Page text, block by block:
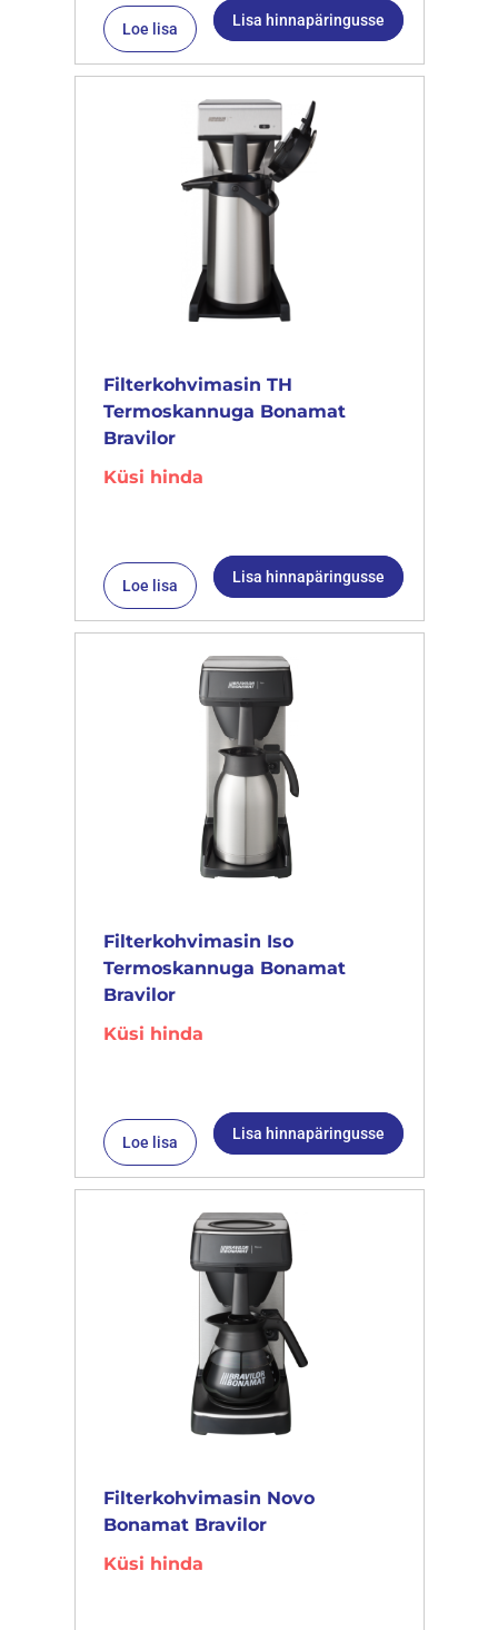
Loe lisa Lisa hinnapäringusse
Filterkohvimasin TH
Termoskannuga Bonamat
Bravilor
Küsi hinda
Loe lisa Lisa hinnapäringusse
Filterkohvimasin Iso
Termoskannuga Bonamat
Bravilor
Küsi hinda
Loe lisa Lisa hinnapäringusse
Filterkohvimasin Novo
Bonamat Bravilor
Küsi hinda